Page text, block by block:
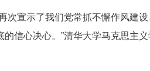
宣示了我们党常抓不懈作风建设
信心决心。”清华大学马克思主义